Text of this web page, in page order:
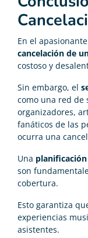
En el
cancelación de
costoso y
Sin embargo, el
como una red de
organizadores,
fanáticos de las
ocurra una
Una
son
cobertura.
Esto garantiza
experiencias
asistentes.